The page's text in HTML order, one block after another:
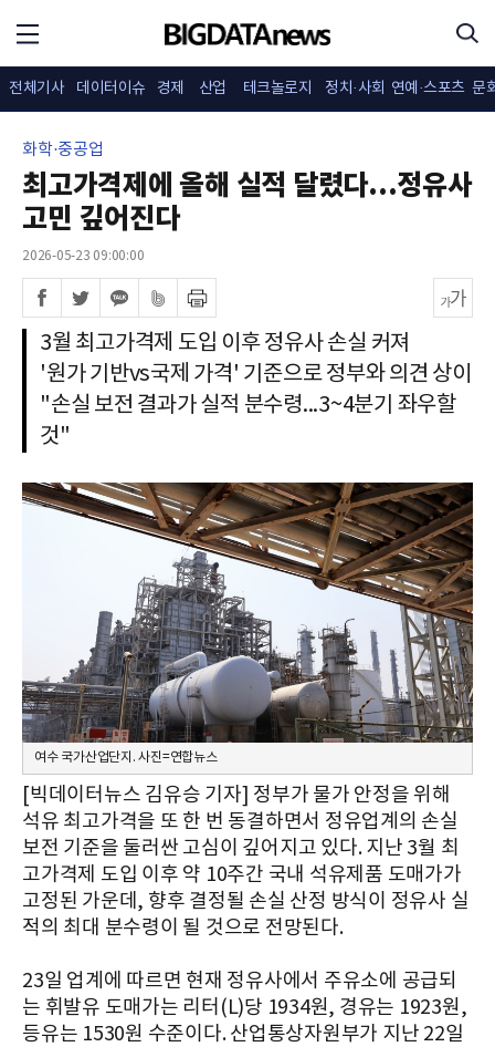
전체기사 데이터이슈 경제 산업 테크놀로지 정치·사회 연예·스포츠 문
화학·중공업
최고가격제에 올해 실적 달렸다...정유사
고민 깊어진다
2026-05-23 09:00:00
3월 최고가격제 도입 이후 정유사 손실 커져
'원가 기반vs국제 가격' 기준으로 정부와 의견 상이
"손실 보전 결과가 실적 분수령...3~4분기 좌우할
것"
여수 국가산업단지. 사진=연합뉴스
[빅데이터뉴스 김유승 기자] 정부가 물가 안정을 위해
석유 최고가격을 또 한 번 동결하면서 정유업계의 손실
보전 기준을 둘러싼 고심이 깊어지고 있다. 지난 3월 최
고가격제 도입 이후 약 10주간 국내 석유제품 도매가가
고정된 가운데, 향후 결정될 손실 산정 방식이 정유사 실
적의 최대 분수령이 될 것으로 전망된다.
23일 업계에 따르면 현재 정유사에서 주유소에 공급되
는 휘발유 도매가는 리터(L)당 1934원, 경유는 1923원,
등유는 1530원 수준이다. 산업통상자원부가 지난 22일